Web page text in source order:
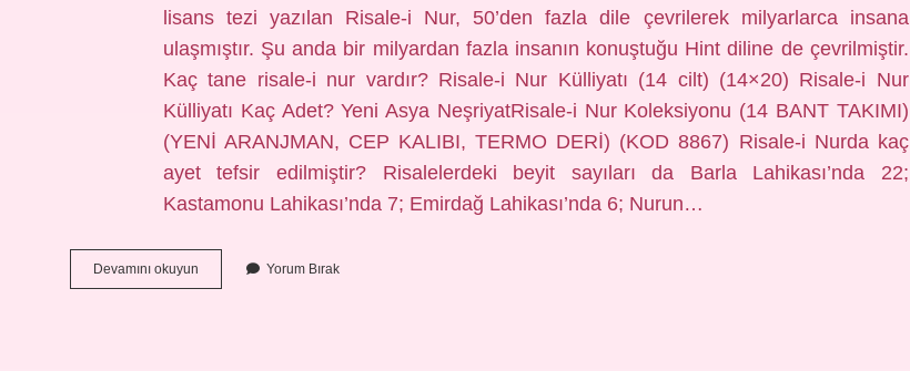
lisans tezi yazılan Risale-i Nur, 50’den fazla dile çevrilerek milyarlarca insana
ulaşmıştır. Şu anda bir milyardan fazla insanın konuştuğu Hint diline de çevrilmiştir.
Kaç tane risale-i nur vardır? Risale-i Nur Külliyatı (14 cilt) (14×20) Risale-i Nur
Külliyatı Kaç Adet? Yeni Asya NeşriyatRisale-i Nur Koleksiyonu (14 BANT TAKIMI)
(YENİ ARANJMAN, CEP KALIBI, TERMO DERİ) (KOD 8867) Risale-i Nurda kaç
ayet tefsir edilmiştir? Risalelerdeki beyit sayıları da Barla Lahikası’nda 22;
Kastamonu Lahikası’nda 7; Emirdağ Lahikası’nda 6; Nurun…
Devamını okuyun
I
Yorum Bırak